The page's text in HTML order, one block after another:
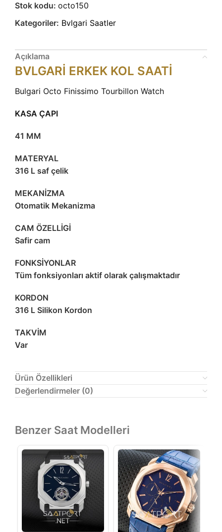
Stok kodu: octo150
Kategoriler: Bvlgari Saatler
Açıklama
BVLGARİ ERKEK KOL SAATİ
Bulgari Octo Finissimo Tourbillon Watch
KASA ÇAPI
41 MM
MATERYAL
316 L saf çelik
MEKANİZMA
Otomatik Mekanizma
CAM ÖZELLİGİ
Safir cam
FONKSİYONLAR
Tüm fonksiyonları aktif olarak çalışmaktadır
KORDON
316 L Silikon Kordon
TAKVİM
Var
Ürün Özellikleri
Değerlendirmeler (0)
Benzer Saat Modelleri